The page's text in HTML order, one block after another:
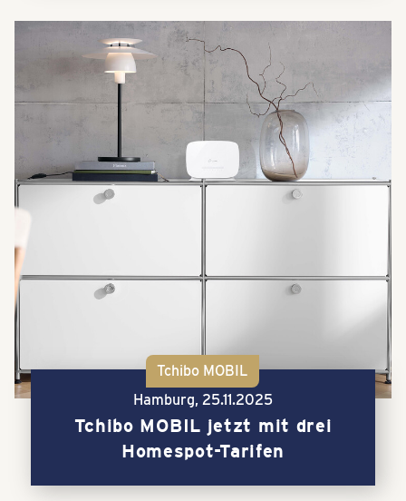
Tchibo MOBIL
Hamburg, 25.11.2025
Tchibo MOBIL jetzt mit drei
Homespot-Tarifen